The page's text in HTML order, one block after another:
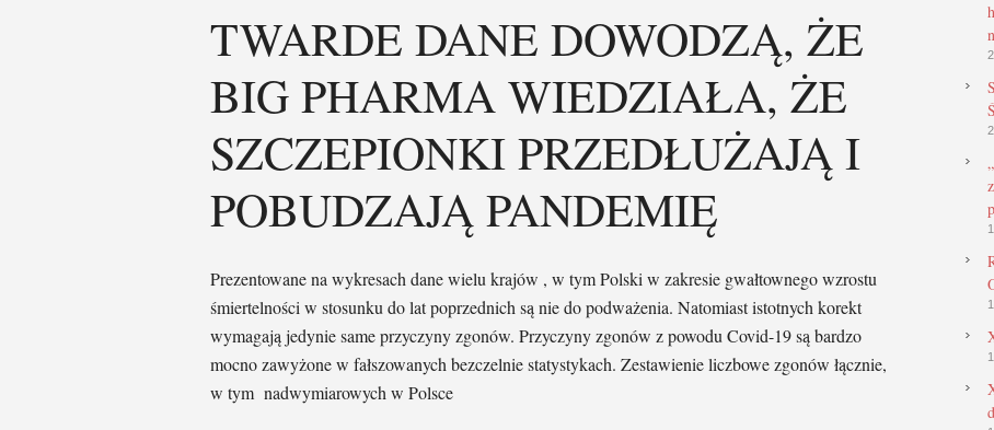
TWARDE DANE DOWODZĄ, ŻE
BIG PHARMA WIEDZIAŁA, ŻE
SZCZEPIONKI PRZEDŁUŻAJĄ I
POBUDZAJĄ PANDEMIĘ
Prezentowane na wykresach dane wielu krajów , w tym Polski w zakresie gwałtownego wzrostu
śmiertelności w stosunku do lat poprzednich są nie do podważenia. Natomiast istotnych korekt
wymagają jedynie same przyczyny zgonów. Przyczyny zgonów z powodu Covid-19 są bardzo
mocno zawyżone w fałszowanych bezczelnie statystykach. Zestawienie liczbowe zgonów łącznie,
w tym nadwymiarowych w Polsce